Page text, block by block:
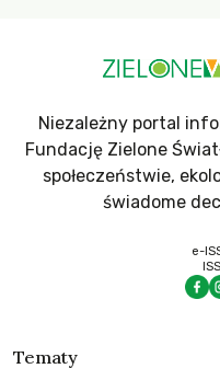
Niezależny portal
Fundację Zielone
społeczeństwie,
świadome
e-
Tematy